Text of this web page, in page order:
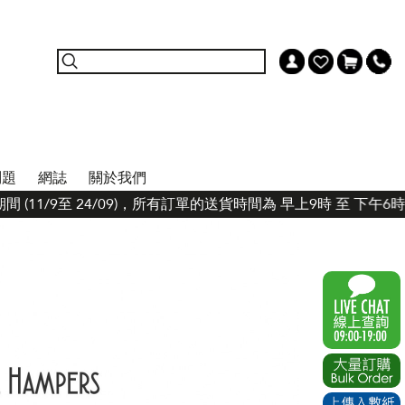
網誌
關於我們
9至 24/09)，所有訂單的送貨時間為 早上9時 至 下午6時，